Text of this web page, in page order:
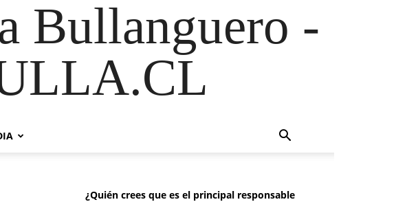
Bullanguero -
¿Quién crees que es el principal responsable